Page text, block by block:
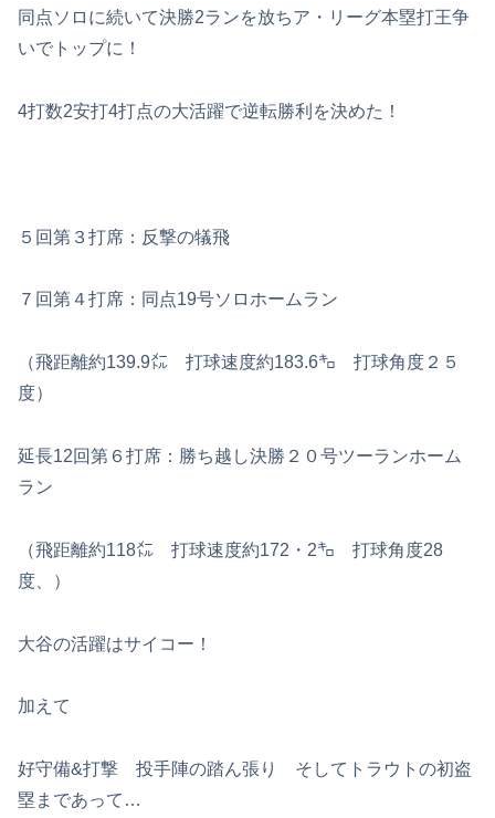
同点ソロに続いて決勝2ランを放ちア・リーグ本塁打王争
いでトップに！
4打数2安打4打点の大活躍で逆転勝利を決めた！
５回第３打席：反撃の犠飛
７回第４打席：同点19号ソロホームラン
（飛距離約139.9㍍ 打球速度約183.6㌔ 打球角度２５
度）
延長12回第６打席：勝ち越し決勝２０号ツーランホーム
ラン
（飛距離約118㍍ 打球速度約172・2㌔ 打球角度28
度、）
大谷の活躍はサイコー！
加えて
好守備&打撃 投手陣の踏ん張り そしてトラウトの初盗
塁まであって…